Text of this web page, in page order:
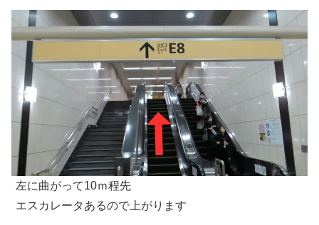
左に曲がって10ｍ程先
エスカレータあるので上がります